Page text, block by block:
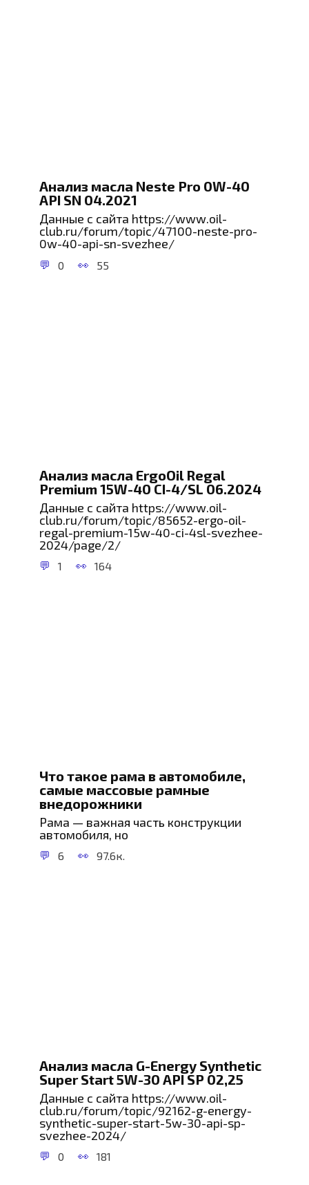
Анализ масла Neste Pro 0W-40
API SN 04.2021
Данные с сайта https://www.oil-
club.ru/forum/topic/47100-neste-pro-
0w-40-api-sn-svezhee/
0 55
Анализ масла ErgoOil Regal
Premium 15W-40 CI-4/SL 06.2024
Данные с сайта https://www.oil-
club.ru/forum/topic/85652-ergo-oil-
regal-premium-15w-40-ci-4sl-svezhee-
2024/page/2/
1 164
Что такое рама в автомобиле,
самые массовые рамные
внедорожники
Рама — важная часть конструкции
автомобиля, но
6 97.6к.
Анализ масла G-Energy Synthetic
Super Start 5W-30 API SP 02,25
Данные с сайта https://www.oil-
club.ru/forum/topic/92162-g-energy-
synthetic-super-start-5w-30-api-sp-
svezhee-2024/
0 181